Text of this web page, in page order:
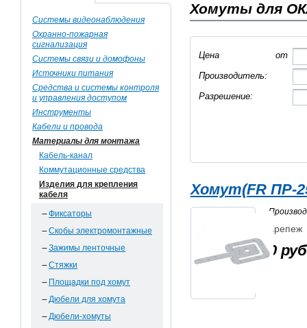
Системы видеонаблюдения
Охранно-пожарная
сигнализация
Системы связи и домофоны
Источники питания
Средства и системы контроля
и управления доступом
Инструменты
Кабели и провода
Материалы для монтажа
Кабель-канал
Коммутационные средства
Изделия для крепления
кабеля
Фиксаторы
Скобы электромонтажные
Зажимы ленточные
Стяжки
Площадки под хомут
Дюбели для хомута
Дюбели-хомуты
Хомуты для
от
Цена
Производитель:
Разрешение:
Хомут(FR ПР-
Крепеж
0